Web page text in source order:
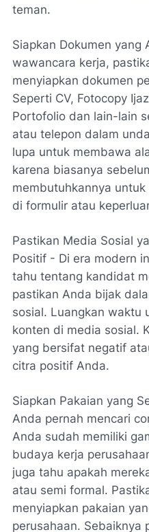
teman.
Siapkan Dokumen yang
wawancara kerja,
menyiapkan dokumen
Seperti CV, Fotocopy
Portofolio dan lain-lain
atau telepon dalam
lupa untuk membawa
karena biasanya
membutuhkannya
di formulir atau
Pastikan Media Sosial
Positif - Di era modern
tahu tentang kandidat
pastikan Anda bijak
sosial. Luangkan waktu
konten di media sosial.
yang bersifat negatif
citra positif Anda.
Siapkan Pakaian yang
Anda pernah mencari
Anda sudah memiliki
budaya kerja
juga tahu apakah
atau semi formal.
menyiapkan pakaian
perusahaan. Sebaiknya